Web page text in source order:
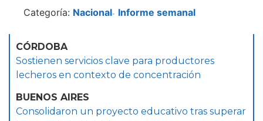
Categoría: Nacional- Informe semanal
CÓRDOBA
Sostienen servicios clave para productores
lecheros en contexto de concentración
BUENOS AIRES
Consolidaron un proyecto educativo tras superar